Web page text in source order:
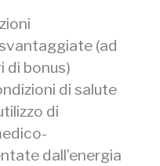
(ad
di bonus)
di salute
di
dall’energia